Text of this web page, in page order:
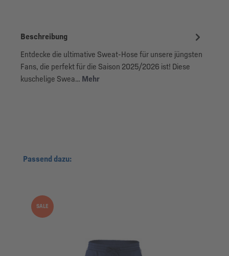
Beschreibung
Entdecke die ultimative Sweat-Hose für unsere jüngsten
Fans, die perfekt für die Saison 2025/2026 ist! Diese
kuschelige Swea… Mehr
Produktgalerie überspringen
Passend dazu:
SALE